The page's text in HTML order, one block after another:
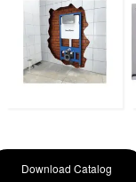
Download Catalog